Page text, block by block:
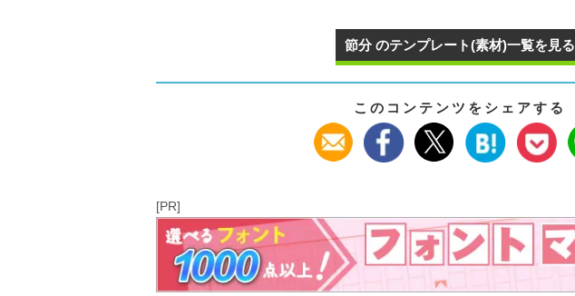
節分 のテンプレート(素材)一覧を見る
このコンテンツをシェアする
[PR]